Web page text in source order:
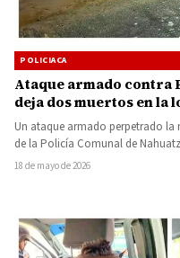
POLICIACA
Ataque armado contra
deja dos muertos en la
Un ataque armado perpetrado
de la Policía Comunal de
18 de mayo de 2026